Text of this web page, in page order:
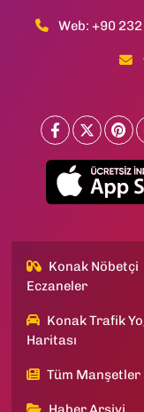
Web: +90
Konak Nöbetçi
Eczaneler
Konak Trafik
Haritası
Tüm Manşetler